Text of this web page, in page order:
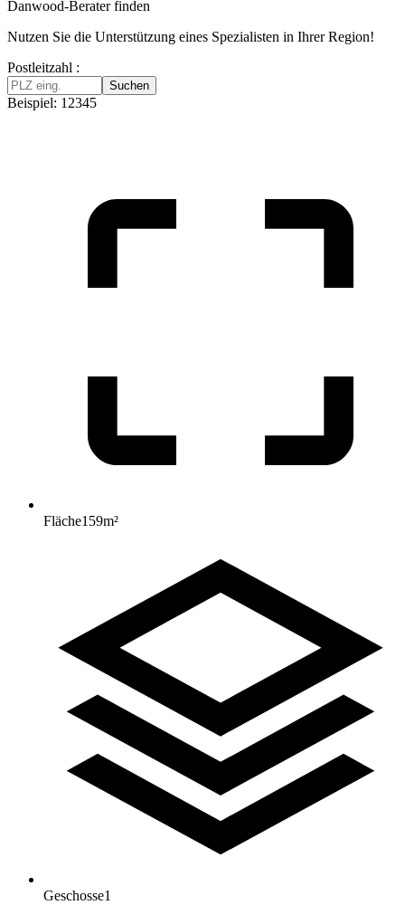
Danwood-Berater finden
Nutzen Sie die Unterstützung eines Spezialisten in Ihrer Region!
Postleitzahl :
Suchen
Beispiel: 12345
Fläche159m²
Geschosse1